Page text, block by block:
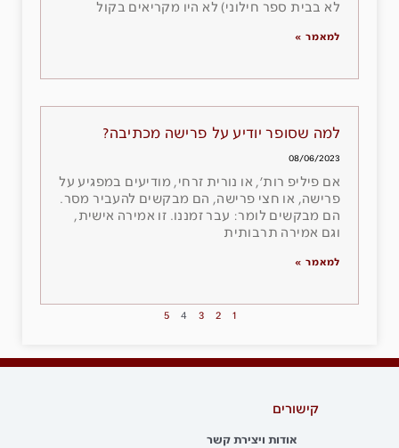
לא בבית ספר חילוני) לא היו מקריאים בקול
למאמר »
למה שסופר יודיע על פרישה מכתיבה?
08/06/2023
אם פיליפ רות׳, או נורית זרחי, מודיעים במפגיע על
פרישה, או חצי פרישה, הם מבקשים להעביר מסר.
הם מבקשים לומר: עבר זמננו. זו אמירה אישית,
וגם אמירה תרבותית
למאמר »
1
2
3
4
5
קישורים
אודות ויצירת קשר